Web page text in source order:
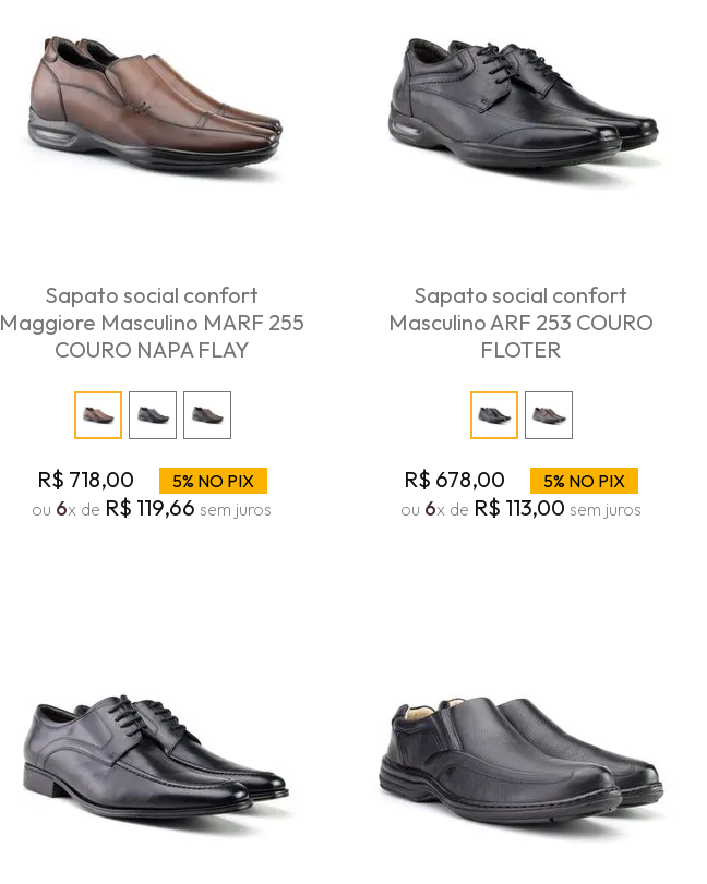
Sapato social confort
Maggiore Masculino MARF 255
COURO NAPA FLAY
R$ 718,00
5% NO PIX
ou 6x de R$ 119,66 sem juros
Sapato social confort
Masculino ARF 253 COURO
FLOTER
R$ 678,00
5% NO PIX
ou 6x de R$ 113,00 sem juros